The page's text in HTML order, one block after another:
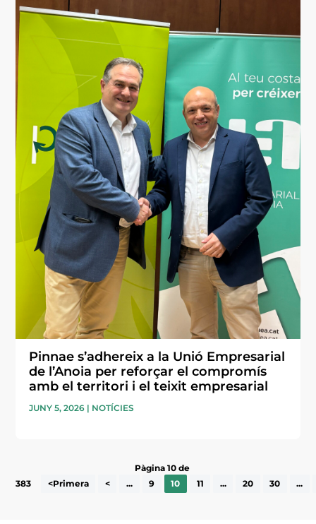
Pinnae s’adhereix a la Unió Empresarial
de l’Anoia per reforçar el compromís
amb el territori i el teixit empresarial
JUNY 5, 2026 | NOTÍCIES
Pàgina 10 de
383
<Primera < ... 9 10 11 ... 20 30 ...